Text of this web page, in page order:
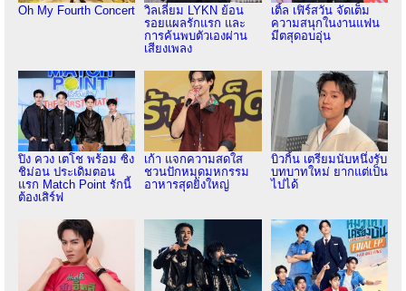
Oh My Fourth Concert
วิลเลี่ยม LYKN ย้อน
รอยแผลรักแรก และ
การค้นพบตัวเองผ่าน
เสียงเพลง
เติ้ล เฟิร์สวัน จัดเต็ม
ความสนุกในงานแฟน
มีตสุดอบอุ่น
ปิง ควง เตโช พร้อม ซิง
ชิม่อน ประเดิมตอน
แรก Match Point รักนี้
ต้องเสิร์ฟ
เก้า แจกความสดใส
ชวนปักหมุดมหกรรม
อาหารสุดยิ่งใหญ่
บิวกิ้น เตรียมนับหนึ่งรับ
บทบาทใหม่ ยากแต่เป็น
ไปได้